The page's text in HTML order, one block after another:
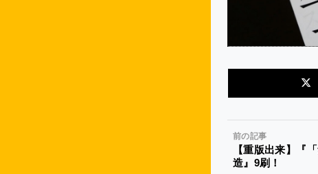
前の記事
【重版出来】『
造』9刷！